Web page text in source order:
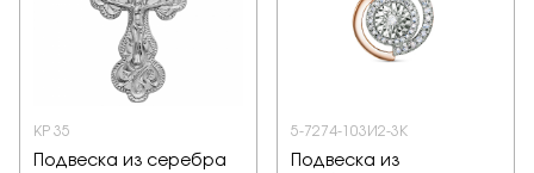
KP 35
Подвеска из серебра
5-7274-103И2-3К
Подвеска из